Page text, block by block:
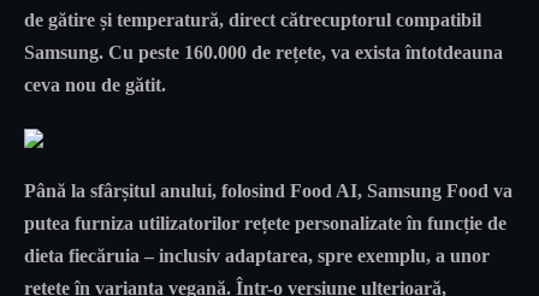
de gătire și temperatură, direct cătrecuptorul compatibil
Samsung. Cu peste 160.000 de rețete, va exista întotdeauna
ceva nou de gătit.
Până la sfârșitul anului, folosind Food AI, Samsung Food va
putea furniza utilizatorilor rețete personalizate în funcție de
dieta fiecăruia – inclusiv adaptarea, spre exemplu, a unor
rețete în varianta vegană. Într-o versiune ulterioară,